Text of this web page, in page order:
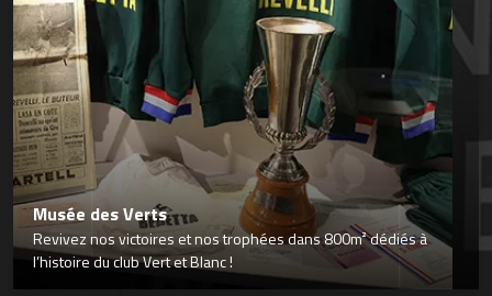
Musée des Verts
Revivez nos victoires et nos trophées dans 800m² dédiés à
l’histoire du club Vert et Blanc !